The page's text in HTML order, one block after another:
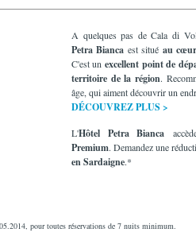
A quelques pas de Cala di
Petra Bianca est situé au
C'est unexcellent point de
territoire de la région.
âge, qui aiment découvrir un
DÉCOUVREZ PLUS >
L'Hôtel Petra Bianca
Premium. Demandez une
en Sardaigne.*
pour toutes réservations de 7 nuits minimum.